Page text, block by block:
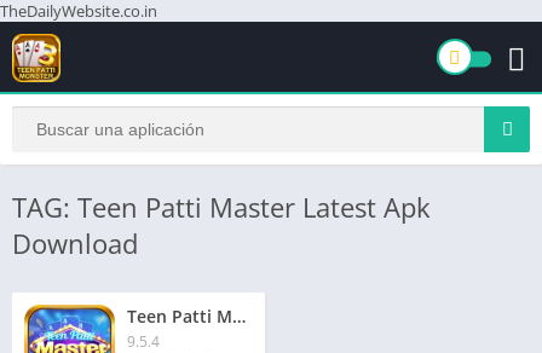
TheDailyWebsite.co.in
TAG: Teen Patti Master Latest Apk
Download
Teen Patti Master Latest App | तीन पत्ती मास्टर नवीनतम ऐप | ₹1600 बोनस
9.5.4